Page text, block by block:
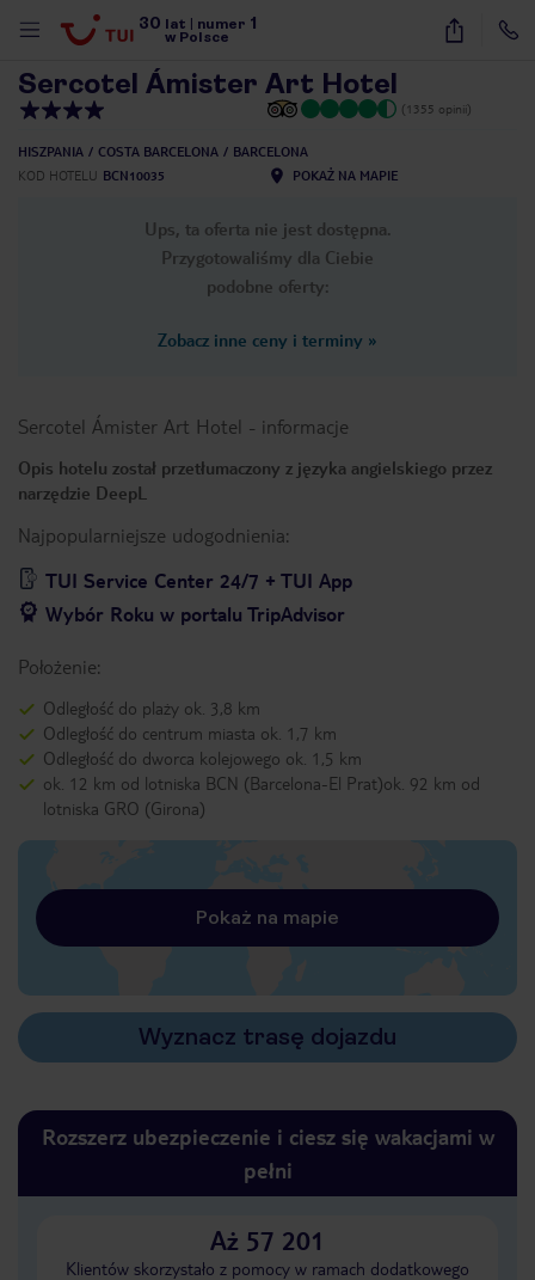
30 lat numer 1
w Polsce
32
Sercotel Ámister Art Hotel
(1355 opinii)
HISZPANIA COSTA BARCELONA
BARCELONA
KOD HOTELU BCN10035 POKAŻ NA MAPIE
Ups, ta oferta nie jest dostępna.
Przygotowaliśmy dla Ciebie
podobne oferty:
Zobacz inne ceny i terminy »
Sercotel Ámister Art Hotel - informacje
Opis hotelu został przetłumaczony z języka angielskiego przez
narzędzie DeepL
Najpopularniejsze udogodnienia:
TUI Service Center 24/7 + TUI App
Wybór Roku w portalu TripAdvisor
Położenie:
Odległość do plaży ok. 3,8 km
Odległość do centrum miasta ok. 1,7 km
Odległość do dworca kolejowego ok. 1,5 km
ok. 12 km od lotniska BCN (Barcelona-El Prat)ok. 92 km od
lotniska GRO (Girona)
Pokaż na mapie
Wyznacz trasę dojazdu
Rozszerz ubezpieczenie i ciesz się wakacjami w
pełni
Aż 57 201
Klientów skorzystało z pomocy w ramach dodatkowego